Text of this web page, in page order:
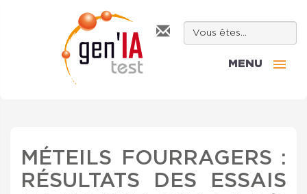
MENU
MÉTEILS FOURRAGERS :
RÉSULTATS DES ESSAIS